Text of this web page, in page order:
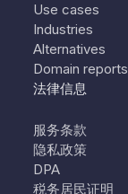
Use cases
Industries
Alternatives
Domain reports
法律信息
服务条款
隐私政策
DPA
税务居民证明